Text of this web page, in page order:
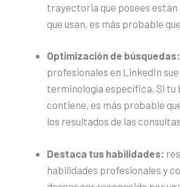
trayectoria que posees están
que usan, es más probable
Optimización de búsquedas:
profesionales en LinkedIn
terminología específica. Si tu
contiene, es más probable
los resultados de las
Destaca tus habilidades:
habilidades profesionales y